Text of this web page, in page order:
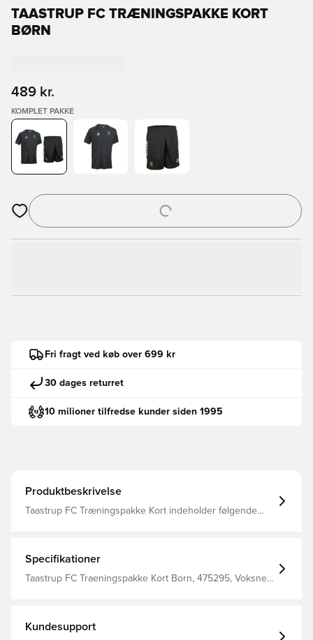
TAASTRUP FC TRÆNINGSPAKKE KORT
BØRN
489 kr.
KOMPLET PAKKE
Åbner en Modal til at logge ind eller tilmelde dig som medlem
Fri fragt ved køb over 699 kr
30 dages returret
10 milioner tilfredse kunder siden 1995
Produktbeskrivelse
Taastrup FC Træningspakke Kort indeholder følgende
Specifikationer
Taastrup FC Traeningspakke Kort Born, 475295, Voksne,
Kundesupport